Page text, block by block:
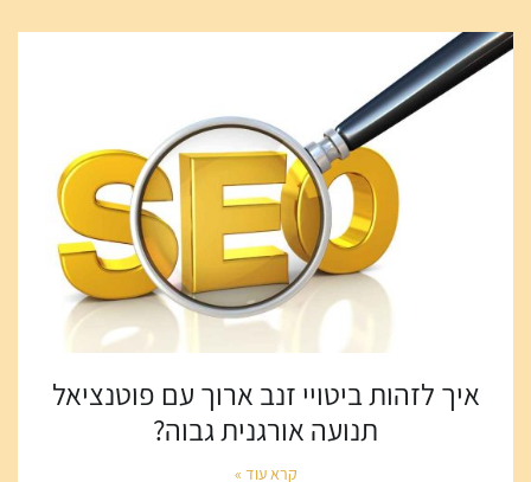
איך לזהות ביטויי זנב ארוך עם פוטנציאל
תנועה אורגנית גבוה?
קרא עוד »